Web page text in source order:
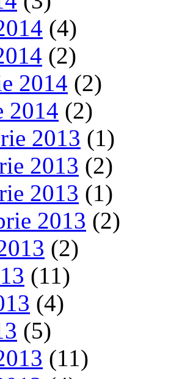
(4)
(2)
2014 (2)
2014 (2)
2013 (1)
2013 (2)
2013 (1)
2013 (2)
(2)
(11)
(4)
(5)
(11)